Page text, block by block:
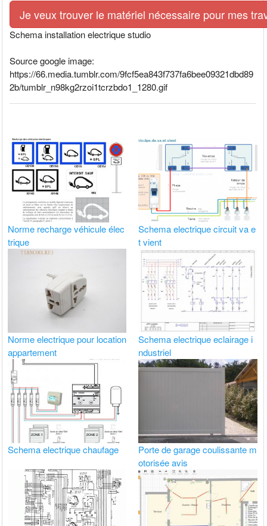
Je veux trouver le matériel nécessaire pour mes
Schema installation electrique studio
Source google image:
https://66.media.tumblr.com/9fcf5ea843f737fa6bee09321dbd89
2b/tumblr_n98kg2rzoi1tcrzbdo1_1280.gif
Norme recharge véhicule élec
trique
Schema electrique circuit va e
t vient
Norme electrique pour location
appartement
Schema electrique eclairage i
ndustriel
Schema electrique chaufage
Porte de garage coulissante m
otorisée avis